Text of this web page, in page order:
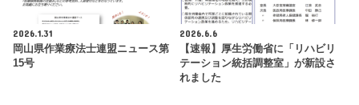
2026.1.31
岡山県作業療法士連盟ニュース第
15号
2026.6.6
【速報】厚生労働省に「リハビリ
テーション統括調整室」が新設さ
れました